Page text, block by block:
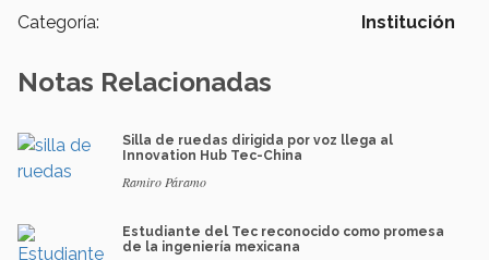
Categoría: Institución
Notas Relacionadas
Silla de ruedas dirigida por voz llega al
Innovation Hub Tec-China
Ramiro Páramo
Estudiante del Tec reconocido como promesa
de la ingeniería mexicana